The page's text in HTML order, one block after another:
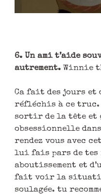
6. Un ami t’aide
autrement. Winnie
Ca fait des jours et
réfléchis à ce truc.
sortir de la tête et
obsessionnelle
rendez vous avec
lui fais pars de tes
aboutissement et
fait voir la
soulagée. tu